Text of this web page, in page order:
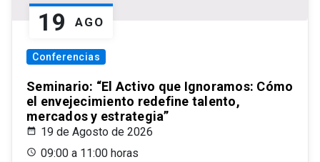
19 AGO
Conferencias
Seminario: “El Activo que Ignoramos: Cómo
el envejecimiento redefine talento,
mercados y estrategia”
19 de Agosto de 2026
09:00 a 11:00 horas